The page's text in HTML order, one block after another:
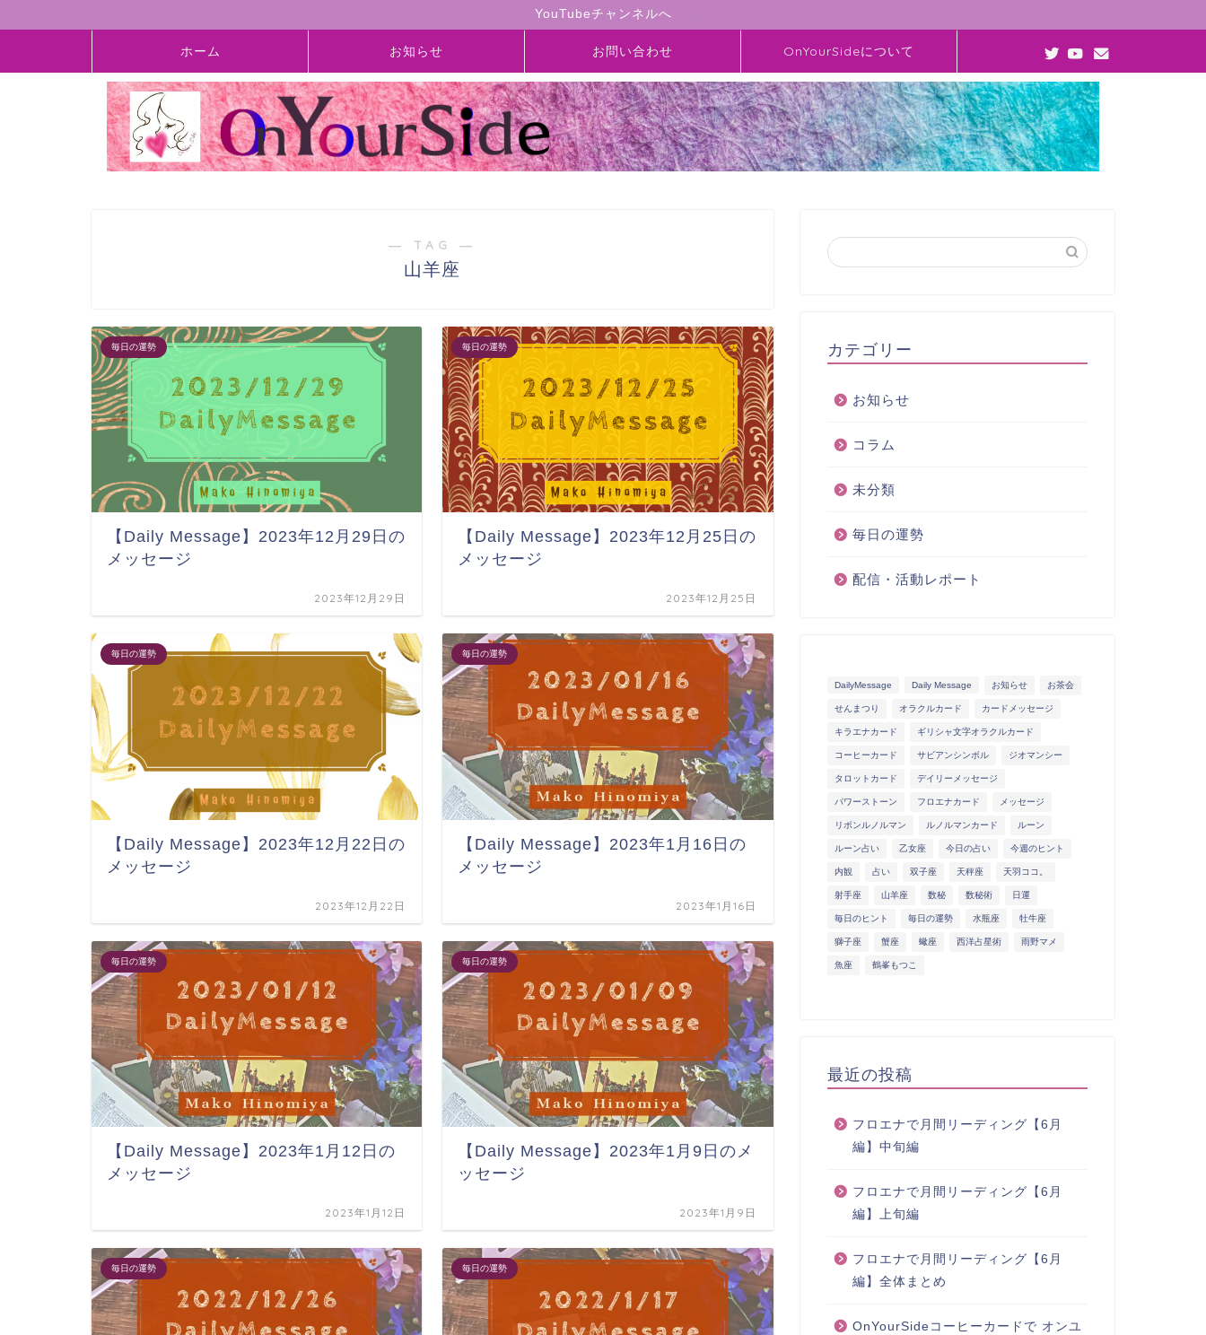
YouTubeチャンネルへ
ホーム お知らせ お問い合わせ OnYourSideについて
― TAG ―
山羊座
毎日の運勢
【Daily Message】2023年12月29日の
メッセージ
2023年12月29日
毎日の運勢
【Daily Message】2023年12月25日の
メッセージ
2023年12月25日
毎日の運勢
【Daily Message】2023年12月22日の
メッセージ
2023年12月22日
毎日の運勢
【Daily Message】2023年1月16日の
メッセージ
2023年1月16日
毎日の運勢
【Daily Message】2023年1月12日の
メッセージ
2023年1月12日
毎日の運勢
【Daily Message】2023年1月9日のメ
ッセージ
2023年1月9日
毎日の運勢 毎日の運勢
カテゴリー
お知らせ
コラム
未分類
毎日の運勢
配信・活動レポート
DailyMessage Daily Message お知らせ お茶会
せんまつり オラクルカード カードメッセージ
キラエナカード ギリシャ文字オラクルカード
コーヒーカード サビアンシンボル ジオマンシー
タロットカード デイリーメッセージ
パワーストーン フロエナカード メッセージ
リボンルノルマン ルノルマンカード ルーン
ルーン占い 乙女座 今日の占い 今週のヒント
内観 占い 双子座 天秤座 天羽ココ。
射手座 山羊座 数秘 数秘術 日運
毎日のヒント 毎日の運勢 水瓶座 牡牛座
獅子座 蟹座 蠍座 西洋占星術 雨野マメ
魚座 鶴峯もつこ
最近の投稿
フロエナで月間リーディング【6月
編】中旬編
フロエナで月間リーディング【6月
編】上旬編
フロエナで月間リーディング【6月
編】全体まとめ
OnYourSideコーヒーカードで オンユ